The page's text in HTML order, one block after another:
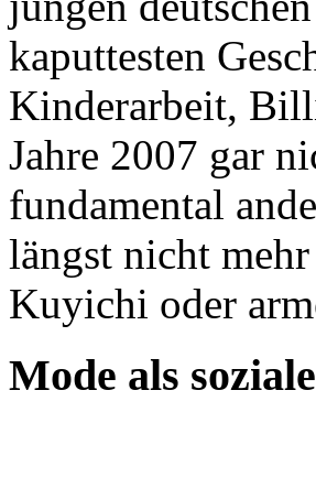
kaputtesten
Kinderarbeit,
Jahre 2007 gar
fundamental
längst nicht
Kuyichi oder
Mode als